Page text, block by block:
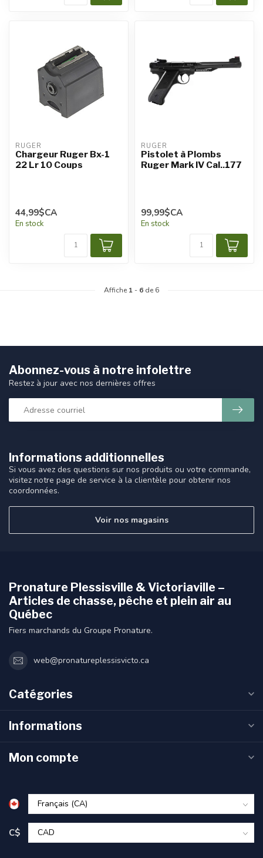
RUGER
Chargeur Ruger Bx-1
22 Lr 10 Coups
44,99$CA
En stock
RUGER
Pistolet à Plombs
Ruger Mark IV Cal..177
99,99$CA
En stock
Affiche 1 - 6 de 6
Informations additionnelles
Si vous avez des questions sur nos produits ou votre commande,
visitez notre page de service à la clientèle pour obtenir nos
coordonnées.
Voir nos magasins
Abonnez-vous à notre infolettre
Restez à jour avec nos dernières offres
Pronature Plessisville & Victoriaville –
Articles de chasse, pêche et plein air au
Québec
Fiers marchands du Groupe Pronature.
web@pronatureplessisvicto.ca
Catégories
Informations
Mon compte
C$